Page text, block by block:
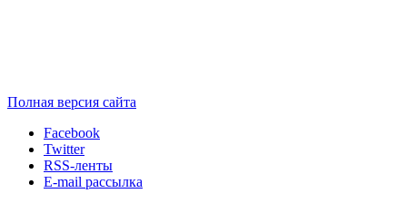
Полная версия сайта
Facebook
Twitter
RSS-ленты
E-mail рассылка